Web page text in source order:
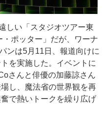
しい「スタジオツアー東
ポッター」だが、ワーナ
ンは5月11日、報道向けに
を実施した。イベントに
さんと俳優の加藤諒さん
し、魔法省の世界観を再
で熱いトークを繰り広げ